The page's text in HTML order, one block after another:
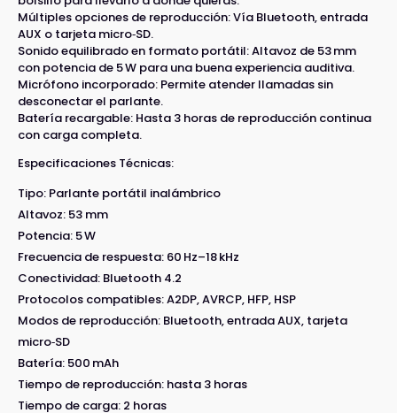
Múltiples opciones de reproducción: Vía Bluetooth, entrada
AUX o tarjeta micro‑SD.
Sonido equilibrado en formato portátil: Altavoz de 53 mm
con potencia de 5 W para una buena experiencia auditiva.
Micrófono incorporado: Permite atender llamadas sin
desconectar el parlante.
Batería recargable: Hasta 3 horas de reproducción continua
con carga completa.
Especificaciones Técnicas:
Tipo: Parlante portátil inalámbrico
Altavoz: 53 mm
Potencia: 5 W
Frecuencia de respuesta: 60 Hz–18 kHz
Conectividad: Bluetooth 4.2
Protocolos compatibles: A2DP, AVRCP, HFP, HSP
Modos de reproducción: Bluetooth, entrada AUX, tarjeta
micro‑SD
Batería: 500 mAh
Tiempo de reproducción: hasta 3 horas
Tiempo de carga: 2 horas